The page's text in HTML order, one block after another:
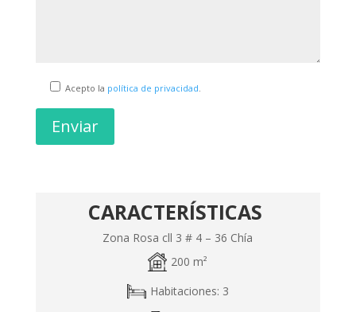
Acepto la política de privacidad
Enviar
CARACTERÍSTICAS
Zona Rosa cll 3 # 4 – 36 Chía
200 m²
Habitaciones: 3